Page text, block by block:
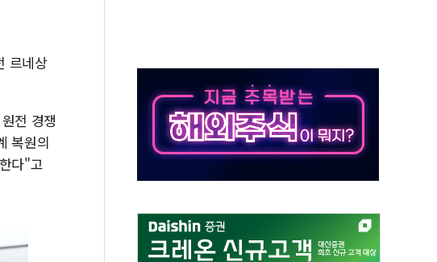
주의보' 울진 시간당 30mm 강한 비...호우 피해 없어
스 하우스' 공방…野 "청년 우롱 기괴" vs 與 "송구한 해프닝"
르네상
전 경쟁
복원의
다"고